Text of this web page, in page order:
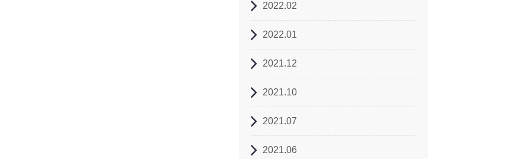
2022.02
2022.01
2021.12
2021.10
2021.07
2021.06